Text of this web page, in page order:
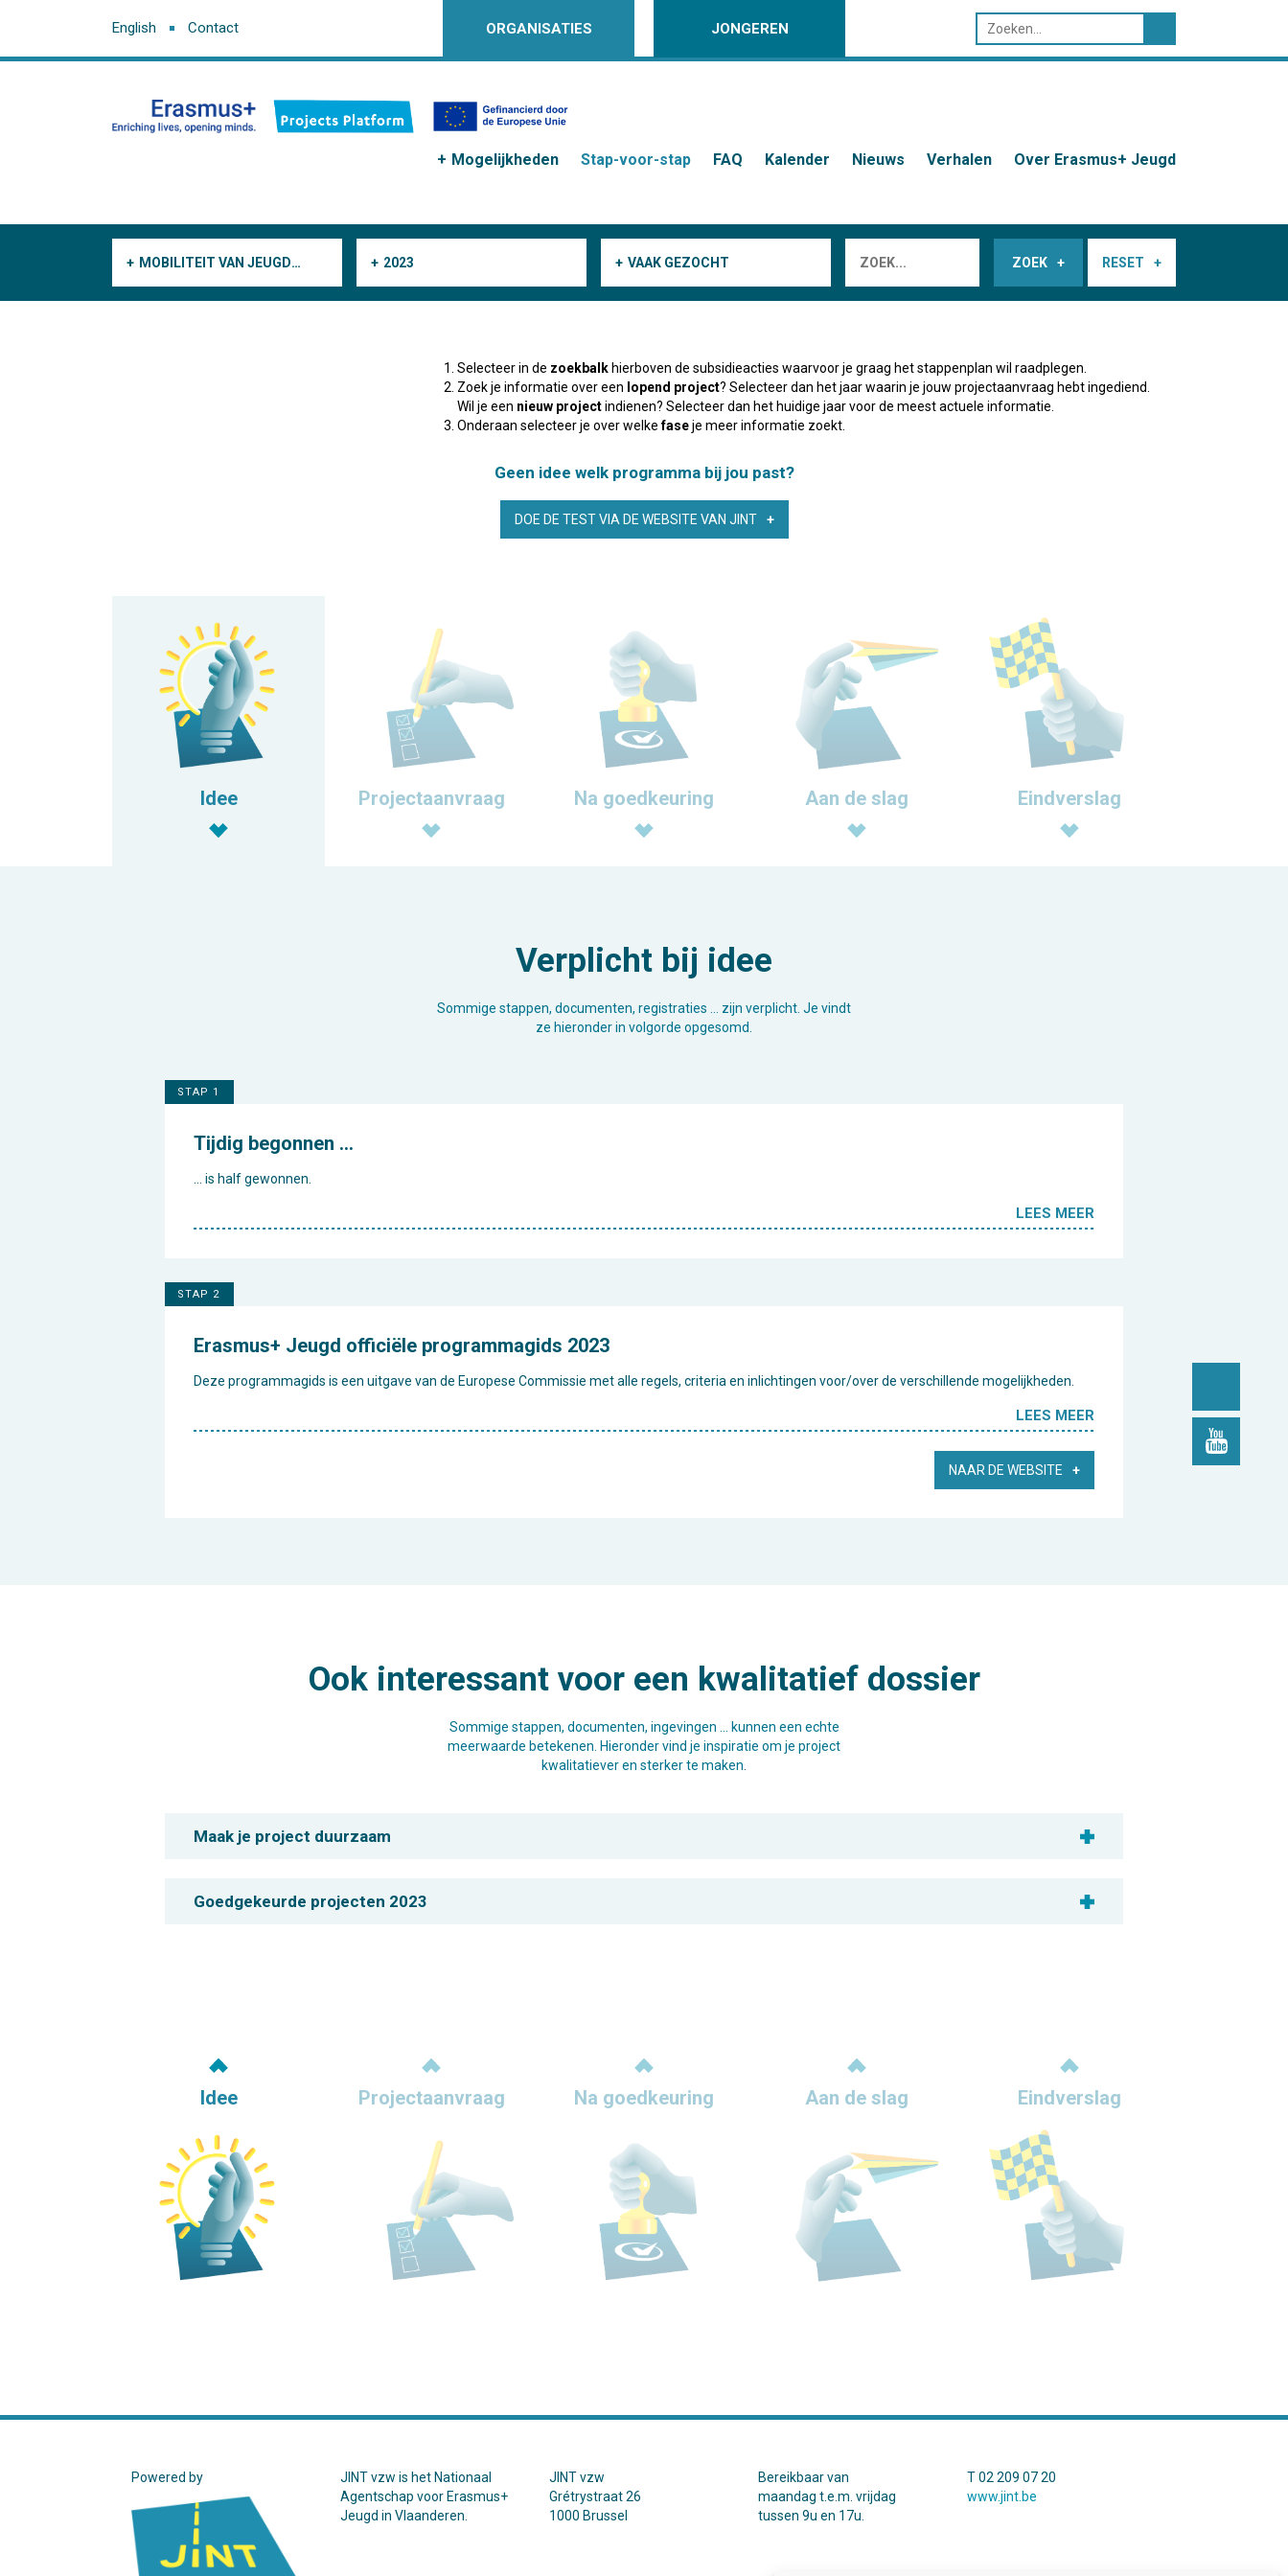
English Contact ORGANISATIES JONGEREN
Mogelijkheden Stap-voor-stap FAQ Kalender Nieuws Verhalen Over Erasmus+ Jeugd
MOBILITEIT VAN JEUGDWERKERS 2023 VAAK GEZOCHT ZOEK RESET
Selecteer in de zoekbalk hierboven de subsidieacties waarvoor je graag het stappenplan wil raadplegen.
Zoek je informatie over een lopend project? Selecteer dan het jaar waarin je jouw projectaanvraag hebt ingediend.
Wil je een nieuw projectindienen? Selecteer dan het huidige jaar voor de meest actuele informatie.
Onderaan selecteer je over welkefaseje meer informatie zoekt.
Geen idee welk programma bij jou past?
DOE DE TEST VIA DE WEBSITE VAN JINT
Idee Projectaanvraag Na goedkeuring Aan de slag Eindverslag
Verplicht bij idee
Sommige stappen, documenten, registraties … zijn verplicht. Je vindt
ze hieronder in volgorde opgesomd.
STAP 1
Tijdig begonnen …
… is half gewonnen.
LEES MEER
STAP 2
Erasmus+ Jeugd officiële programmagids 2023
Deze programmagids is een uitgave van de Europese Commissie met alle regels, criteria en inlichtingen voor/over de verschillende mogelijkheden.
LEES MEER
NAAR DE WEBSITE
Ook interessant voor een kwalitatief dossier
Sommige stappen, documenten, ingevingen … kunnen een echte
meerwaarde betekenen. Hieronder vind je inspiratie om je project
kwalitatiever en sterker te maken.
Maak je project duurzaam
Goedgekeurde projecten 2023
Idee Projectaanvraag Na goedkeuring Aan de slag Eindverslag
Powered by
JINT vzw is het Nationaal
Agentschap voor Erasmus+
Jeugd in Vlaanderen.
JINT vzw
Grétrystraat 26
1000 Brussel
Bereikbaar van
maandag t.e.m. vrijdag
tussen 9u en 17u.
T 02 209 07 20
www.jint.be